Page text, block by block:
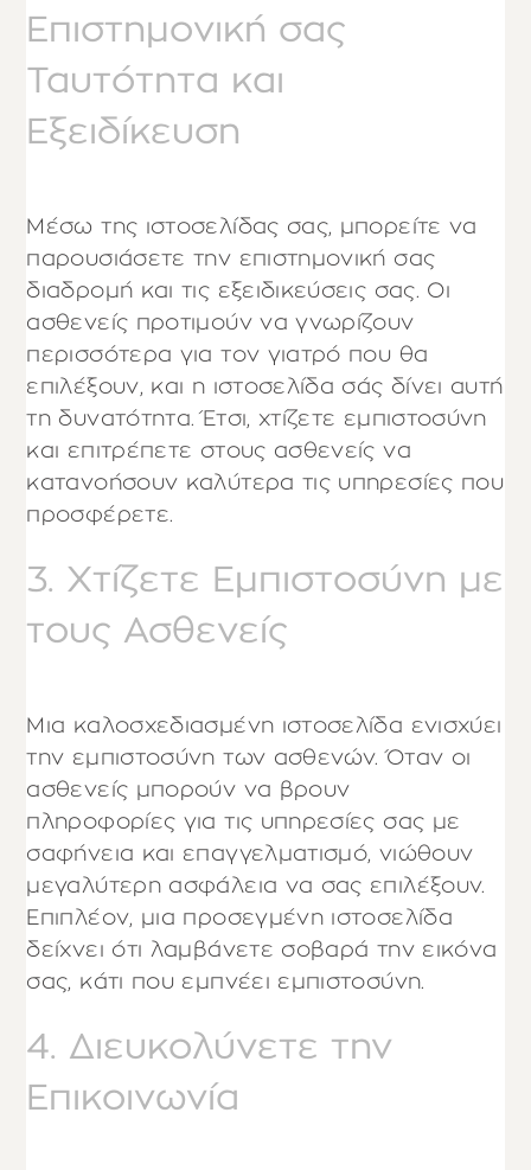
Επιστημονική σας
Ταυτότητα και
Εξειδίκευση
Μέσω της ιστοσελίδας σας, μπορείτε να
παρουσιάσετε την επιστημονική σας
διαδρομή και τις εξειδικεύσεις σας. Οι
ασθενείς προτιμούν να γνωρίζουν
περισσότερα για τον γιατρό που θα
επιλέξουν, και η ιστοσελίδα σάς δίνει αυτή
τη δυνατότητα. Έτσι, χτίζετε εμπιστοσύνη
και επιτρέπετε στους ασθενείς να
κατανοήσουν καλύτερα τις υπηρεσίες που
προσφέρετε.
3. Χτίζετε Εμπιστοσύνη με
τους Ασθενείς
Μια καλοσχεδιασμένη ιστοσελίδα ενισχύει
την εμπιστοσύνη των ασθενών. Όταν οι
ασθενείς μπορούν να βρουν
πληροφορίες για τις υπηρεσίες σας με
σαφήνεια και επαγγελματισμό, νιώθουν
μεγαλύτερη ασφάλεια να σας επιλέξουν.
Επιπλέον, μια προσεγμένη ιστοσελίδα
δείχνει ότι λαμβάνετε σοβαρά την εικόνα
σας, κάτι που εμπνέει εμπιστοσύνη.
4. Διευκολύνετε την
Επικοινωνία